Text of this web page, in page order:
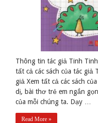
Thông tin tác giả Tinh
tất cả các sách của tác giả
giả Xem tất cả các sách
dị, bài thơ trẻ em ngắn
của mỗi chúng ta. Dạy …
Read More »